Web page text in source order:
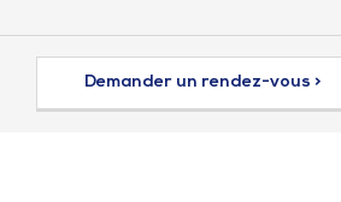
Demander un rendez-vous >